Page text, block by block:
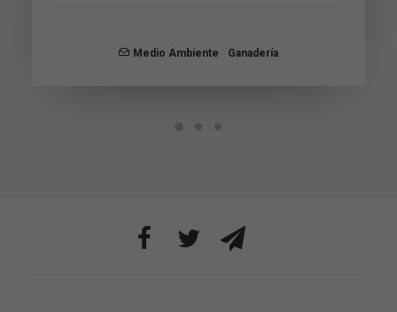
Medio Ambiente Ganadería
web.
base a cómo
se usa la web.